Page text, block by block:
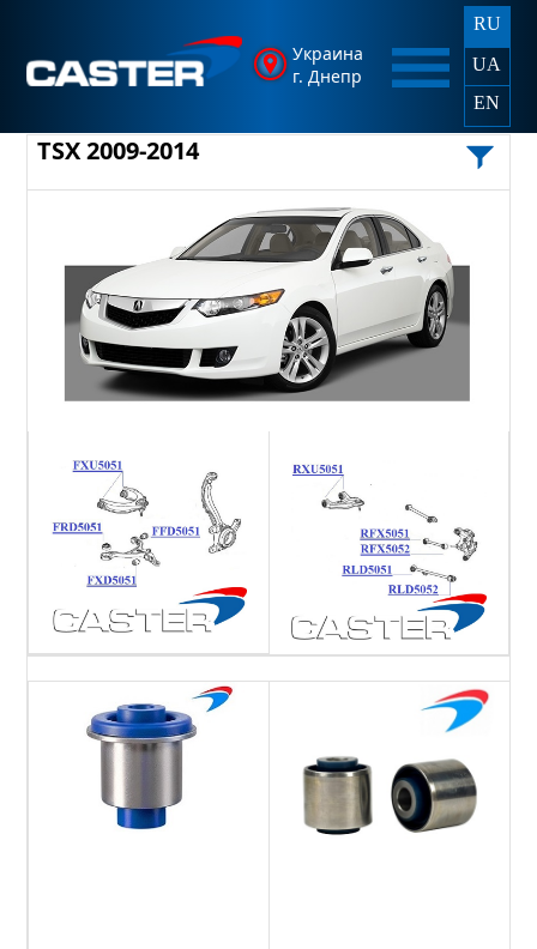
Украина
г. Днепр
RU
UA
EN
TSX 2009-2014